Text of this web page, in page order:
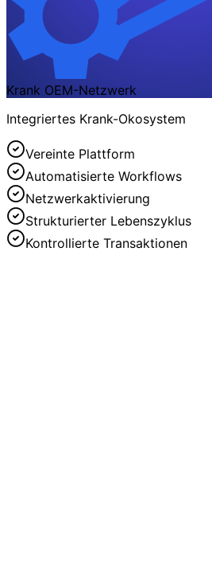
Krank OEM-Netzwerk
Integriertes Krank-Okosystem
Vereinte Plattform
Automatisierte Workflows
Netzwerkaktivierung
Strukturierter Lebenszyklus
Kontrollierte Transaktionen